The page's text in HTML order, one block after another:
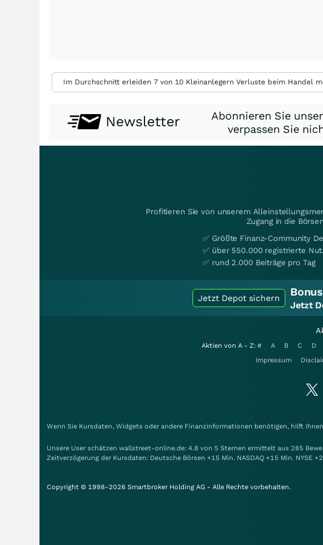
Im Durchschnitt erleiden 7 von 10 Kleinanlegern Verluste beim Handel
Newsletter
Abonnieren Sie
verpassen Sie
Profitieren Sie von unserem
Zugang in die
✅ Größte Finanz-Community
✅ über 550.000 registrierte
✅ rund 2.000 Beiträge pro Tag
Jetzt Depot sichern
Jetzt
Aktien von A - Z: # A B C D
Impressum
Wenn Sie Kursdaten, Widgets oder andere Finanzinformationen benötigen, hilft Ihnen
Unsere User schätzen wallstreet-online.de: 4.8 von 5 Sternen ermittelt aus 285
Zeitverzögerung der Kursdaten: Deutsche Börsen +15 Min. NASDAQ +15 Min. NYSE
Copyright © 1998-2026 Smartbroker Holding AG - Alle Rechte vorbehalten.